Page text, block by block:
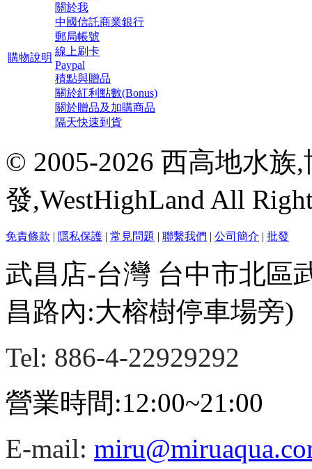
購物說明
關於我
中國信託商業銀行
郵局帳號
線上刷卡
Paypal
積點與贈品
關於紅利點數(Bonus)
關於贈品及加購商品
隔天快速到貨
© 2005-2026 西高地水族
發,WestHighLand All
免責條款 | 隱私保護 | 常見問題 | 聯繫我們 | 公司簡介 | 批發
武昌店-台灣 台中市北區
昌路內:大榕樹停車場旁)
Tel: 886-4-22929292
營業時間:12:00~21:00
E-mail: